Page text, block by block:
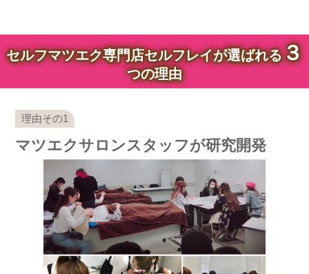
セルフマツエク専門店セルフレイが選ばれる３
つの理由
マツエクサロンスタッフが研究開発